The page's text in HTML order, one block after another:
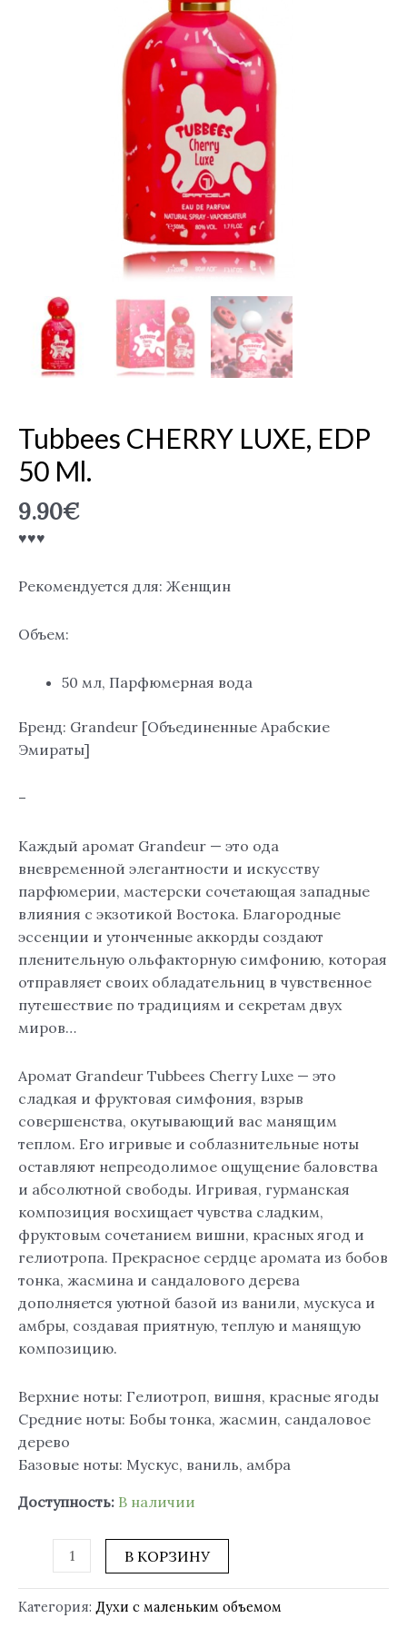
Tubbees CHERRY LUXE, EDP
50 Ml.
9.90€
♥♥♥
Рекомендуется для: Женщин
Объем:
50 мл, Парфюмерная вода
Бренд: Grandeur [Объединенные Арабские
Эмираты]
–
Каждый аромат Grandeur — это ода
вневременной элегантности и искусству
парфюмерии, мастерски сочетающая западные
влияния с экзотикой Востока. Благородные
эссенции и утонченные аккорды создают
пленительную ольфакторную симфонию, которая
отправляет своих обладательниц в чувственное
путешествие по традициям и секретам двух
миров…
Аромат Grandeur Tubbees Cherry Luxe — это
сладкая и фруктовая симфония, взрыв
совершенства, окутывающий вас манящим
теплом. Его игривые и соблазнительные ноты
оставляют непреодолимое ощущение баловства
и абсолютной свободы. Игривая, гурманская
композиция восхищает чувства сладким,
фруктовым сочетанием вишни, красных ягод и
гелиотропа. Прекрасное сердце аромата из бобов
тонка, жасмина и сандалового дерева
дополняется уютной базой из ванили, мускуса и
амбры, создавая приятную, теплую и манящую
композицию.
Верхние ноты: Гелиотроп, вишня, красные ягоды
Средние ноты: Бобы тонка, жасмин, сандаловое
дерево
Базовые ноты: Мускус, ваниль, амбра
Доступность: В наличии
В КОРЗИНУ
Категория: Духи с маленьким объемом